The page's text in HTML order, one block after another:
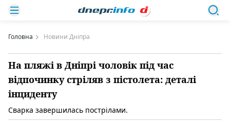
Головна Новини Дніпра
На пляжі в Дніпрі чоловік під час
відпочинку стріляв з пістолета: деталі
інциденту
Сварка завершилась пострілами.